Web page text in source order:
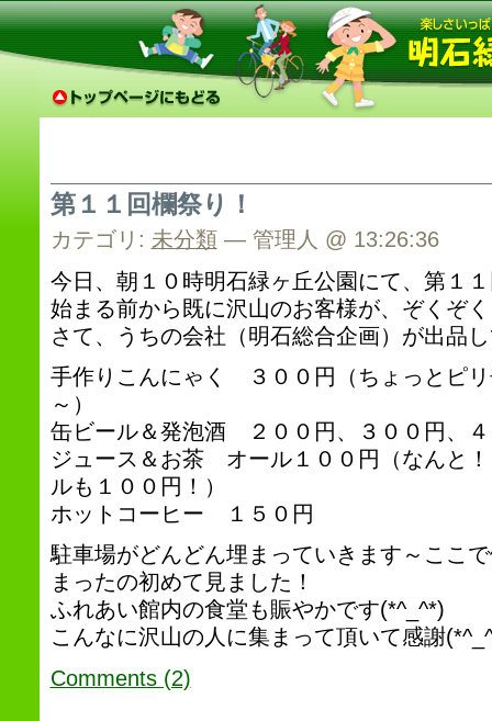
第１１回欄祭り！
カテゴリ: 未分類— 管理人 @ 13:26:36
今日、朝１０時明石緑ヶ丘公園にて、第１
始まる前から既に沢山のお客様が、ぞくぞ
さて、うちの会社（明石総合企画）が出品
手作りこんにゃく ３００円（ちょっとピ
～）
缶ビール＆発泡酒 ２００円、３００円、
ジュース＆お茶 オール１００円（なんと
ルも１００円！）
ホットコーヒー １５０円
駐車場がどんどん埋まっていきます～ここ
まったの初めて見ました！
ふれあい館内の食堂も賑やかです(*^_^*)
こんなに沢山の人に集まって頂いて感謝
Comments (2)